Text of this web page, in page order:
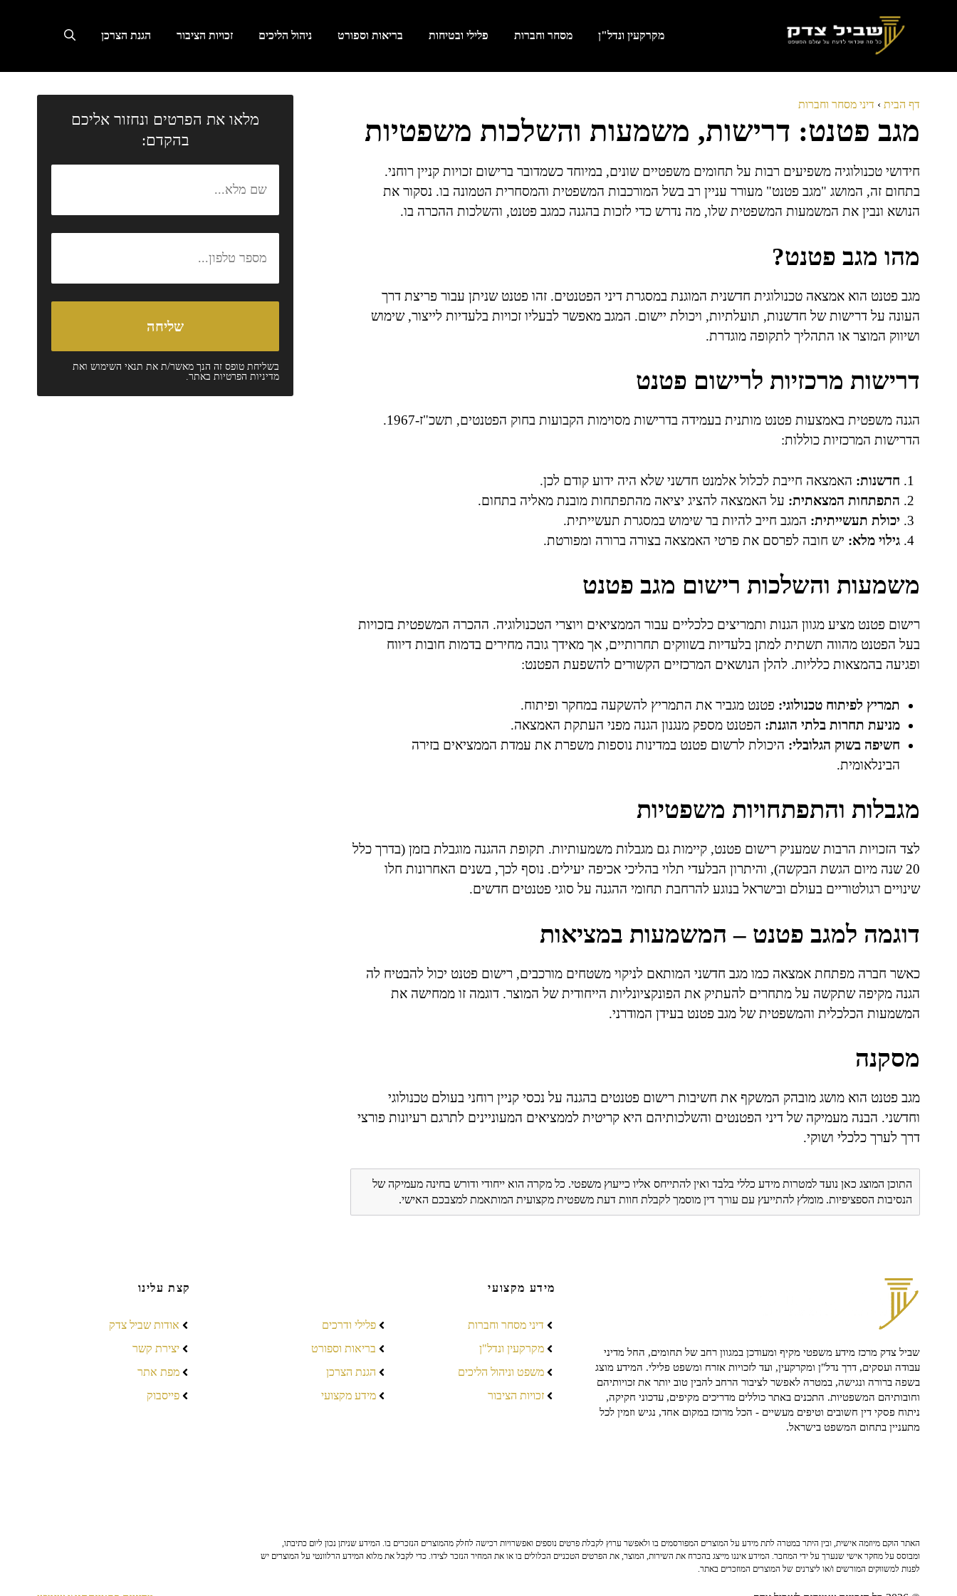
מקרקעין ונדל"ן מסחר וחברות פלילי ובטיחות בריאות וספורט ניהול הליכים זכויות הציבור הגנת הצרכן
דף הבית › דיני מסחר וחברות
מגב פטנט: דרישות, משמעות והשלכות משפטיות
חידושי טכנולוגיה משפיעים רבות על תחומים משפטיים שונים, במיוחד כשמדובר ברישום זכויות קניין רוחני.
בתחום זה, המושג "מגב פטנט" מעורר עניין רב בשל המורכבות המשפטית והמסחרית הטמונה בו. נסקור את
הנושא ונבין את המשמעות המשפטית שלו, מה נדרש כדי לזכות בהגנה כמגב פטנט, והשלכות ההכרה בו.
מהו מגב פטנט?
מגב פטנט הוא אמצאה טכנולוגית חדשנית המוגנת במסגרת דיני הפטנטים. זהו פטנט שניתן עבור פריצת דרך
העונה על דרישות של חדשנות, תועלתיות, ויכולת יישום. המגב מאפשר לבעליו זכויות בלעדיות לייצור, שימוש
ושיווק המוצר או התהליך לתקופה מוגדרת.
דרישות מרכזיות לרישום פטנט
הגנה משפטית באמצעות פטנט מותנית בעמידה בדרישות מסוימות הקבועות בחוק הפטנטים, תשכ"ז-1967.
הדרישות המרכזיות כוללות:
חדשנות: האמצאה חייבת לכלול אלמנט חדשני שלא היה ידוע קודם לכן.
התפתחות המצאתית: על האמצאה להציג יציאה מהתפתחות מובנת מאליה בתחום.
יכולת תעשייתית: המגב חייב להיות בר שימוש במסגרת תעשייתית.
גילוי מלא: יש חובה לפרסם את פרטי האמצאה בצורה ברורה ומפורטת.
משמעות והשלכות רישום מגב פטנט
רישום פטנט מציע מגוון הגנות ותמריצים כלכליים עבור הממציאים ויוצרי הטכנולוגיה. ההכרה המשפטית בזכויות
בעל הפטנט מהווה תשתית למתן בלעדיות בשווקים תחרותיים, אך מאידך גובה מחירים בדמות חובות דיווח
ופגיעה בהמצאות כלליות. להלן הנושאים המרכזיים הקשורים להשפעת הפטנט:
תמריץ לפיתוח טכנולוגי: פטנט מגביר את התמריץ להשקעה במחקר ופיתוח.
מניעת תחרות בלתי הוגנת: הפטנט מספק מנגנון הגנה מפני העתקת האמצאה.
חשיפה בשוק הגלובלי: היכולת לרשום פטנט במדינות נוספות משפרת את עמדת הממציאים בזירה
הבינלאומית.
מגבלות והתפתחויות משפטיות
לצד הזכויות הרבות שמעניק רישום פטנט, קיימות גם מגבלות משמעותיות. תקופת ההגנה מוגבלת בזמן (בדרך כלל
20 שנה מיום הגשת הבקשה), והיתרון הבלעדי תלוי בהליכי אכיפה יעילים. נוסף לכך, בשנים האחרונות חלו
שינויים רגולטוריים בעולם ובישראל בנוגע להרחבת תחומי ההגנה על סוגי פטנטים חדשים.
דוגמה למגב פטנט – המשמעות במציאות
כאשר חברה מפתחת אמצאה כמו מגב חדשני המותאם לניקוי משטחים מורכבים, רישום פטנט יכול להבטיח לה
הגנה מקיפה שתקשה על מתחרים להעתיק את הפונקציונליות הייחודית של המוצר. דוגמה זו ממחישה את
המשמעות הכלכלית והמשפטית של מגב פטנט בעידן המודרני.
מסקנה
מגב פטנט הוא מושג מובהק המשקף את חשיבות רישום פטנטים בהגנה על נכסי קניין רוחני בעולם טכנולוגי
וחדשני. הבנה מעמיקה של דיני הפטנטים והשלכותיהם היא קריטית לממציאים המעוניינים לתרגם רעיונות פורצי
דרך לערך כלכלי ושוקי.
התוכן המוצג כאן נועד למטרות מידע כללי בלבד ואין להתייחס אליו כייעוץ משפטי. כל מקרה הוא ייחודי ודורש בחינה מעמיקה של
הנסיבות הספציפיות. מומלץ להתייעץ עם עורך דין מוסמך לקבלת חוות דעת משפטית מקצועית המותאמת למצבכם האישי.
מלאו את הפרטים ונחזור אליכם
בהקדם:
בשליחת טופס זה הנך מאשר/ת את תנאי השימושואת
מדיניות הפרטיותבאתר.
שביל צדק מרכז מידע משפטי מקיף ומעודכן במגוון רחב של תחומים, החל מדיני
עבודה ועסקים, דרך נדל"ן ומקרקעין, ועד לזכויות אזרח ומשפט פלילי. המידע מוצג
בשפה ברורה ונגישה, במטרה לאפשר לציבור הרחב להבין טוב יותר את זכויותיהם
וחובותיהם המשפטיות. התכנים באתר כוללים מדריכים מקיפים, עדכוני חקיקה,
ניתוח פסקי דין חשובים וטיפים מעשיים - הכל מרוכז במקום אחד, נגיש וזמין לכל
מתעניין בתחום המשפט בישראל.
מידע מקצועי
דיני מסחר וחברות
מקרקעין ונדל"ן
משפט וניהול הליכים
זכויות הציבור
פלילי ודרכים
בריאות וספורט
הגנת הצרכן
מידע מקצועי
קצת עלינו
אודות שביל צדק
יצירת קשר
מפת אתר
פייסבוק
האתר הוקם מיוזמה אישית, ובין היתר במטרה לתת מידע על המוצרים המפורסמים בו ולאפשר ערוץ לקבלת פרטים נוספים ואפשרויות רכישה לחלק מהמוצרים הנזכרים בו. המידע שניתן נכון ליום כתיבתו,
ומבוסס על מחקר אישי שנערך על ידי המחבר. המידע איננו מייצג בהכרח את השירות, המוצר, את הפרטים הטכניים הכלולים בו או את המחיר הנזכר לצידו. כדי לקבל את מלוא המידע הרלוונטי על המוצרים יש
לפנות למשווקים המורשים ו/או ליצרנים של המוצרים המוזכרים באתר.